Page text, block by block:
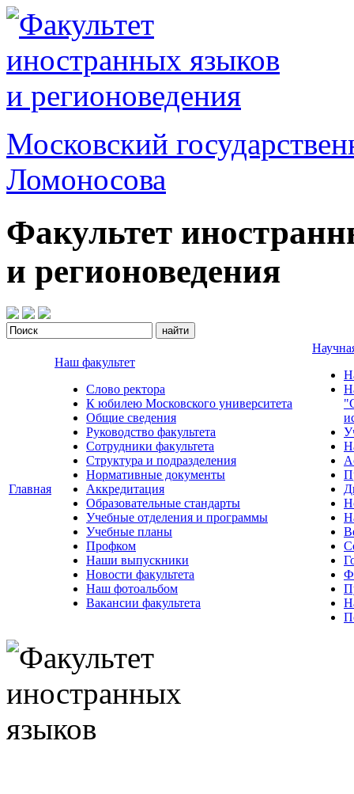
Московский
Ломоносова
Факультет
и регионоведения
Главная
Наш факультет
Слово ректора
К юбилею Московского университета
Общие сведения
Руководство факультета
Сотрудники факультета
Структура и подразделения
Нормативные документы
Аккредитация
Образовательные стандарты
Учебные отделения и программы
Учебные планы
Профком
Наши выпускники
Новости факультета
Наш фотоальбом
Вакансии факультета